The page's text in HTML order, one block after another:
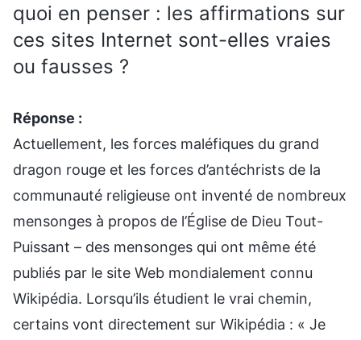
quoi en penser : les affirmations sur
ces sites Internet sont-elles vraies
ou fausses ?
Réponse :
Actuellement, les forces maléfiques du grand
dragon rouge et les forces d’antéchrists de la
communauté religieuse ont inventé de nombreux
mensonges à propos de l’Église de Dieu Tout-
Puissant – des mensonges qui ont même été
publiés par le site Web mondialement connu
Wikipédia. Lorsqu’ils étudient le vrai chemin,
certains vont directement sur Wikipédia : « Je